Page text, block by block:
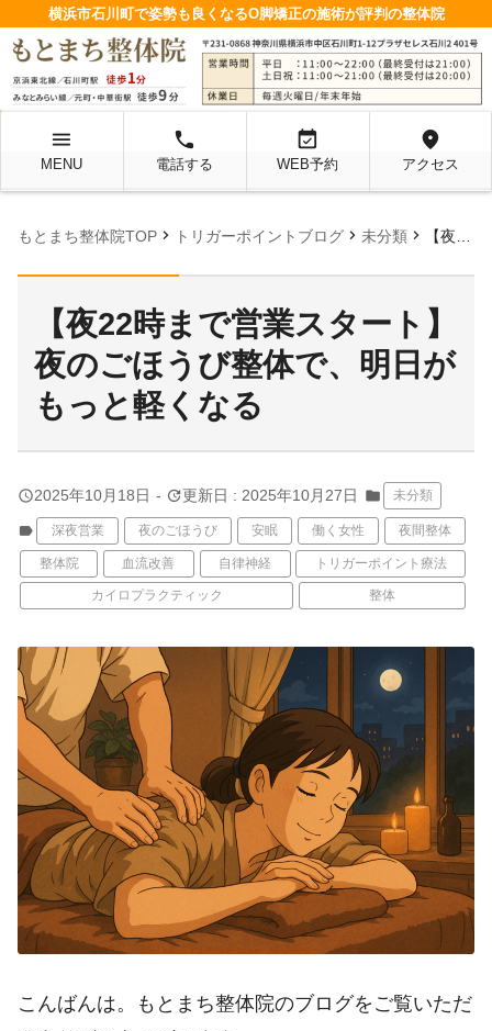
横浜市石川町で姿勢も良くなるO脚矯正の施術が評判の整体院
menu
MENU
local_phone
電話する
event_available
WEB予約
location_on
アクセス
もとまち整体院TOP chevron_right トリガーポイントブログ chevron_right 未分類 chevron_right 【夜22時まで営業スタート】夜のごほうび整体で、明日がもっと軽くなる
【夜22時まで営業スタート】
夜のごほうび整体で、明日が
もっと軽くなる
query_builder2025年10月18日 - update更新日 : 2025年10月27日 folder 未分類
label 深夜営業 夜のごほうび 安眠 働く女性 夜間整体
整体院 血流改善 自律神経 トリガーポイント療法
カイロプラクティック 整体
こんばんは。もとまち整体院のブログをご覧いただ